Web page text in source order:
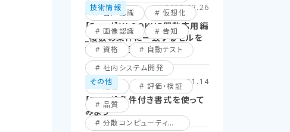
音声認識
仮想化
画像認識
告知
資格
自動テスト
社内システム開発
通信
評価・検証
品質
分散コンピューティング
技術情報 2025.02.26
【Excel】XLOOKUP関数応用編
_複数の条件に一致するセルを
探してみよう！
その他 2024.11.14
【Excel】条件付き書式を使って
みよう